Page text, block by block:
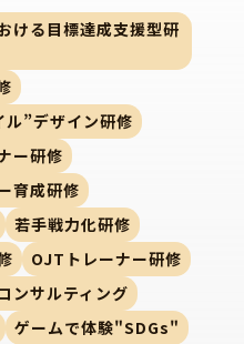
ける目標達成支援型研
ル”デザイン研修
ー研修
育成研修
若手戦力化研修
OJTトレーナー研修
ンサルティング
ゲームで体験"SDGs"